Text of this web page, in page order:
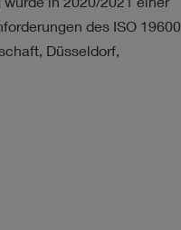
des ISO 19600
Düsseldorf,